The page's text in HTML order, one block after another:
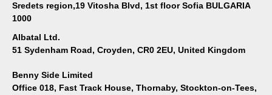
Sredets region,19 Vitosha Blvd, 1st floor Sofia BULGARIA
1000
Albatal Ltd.
51 Sydenham Road, Croyden, CR0 2EU, United Kingdom
Benny Side Limited
Office 018, Fast Track House, Thornaby, Stockton-on-Tees,